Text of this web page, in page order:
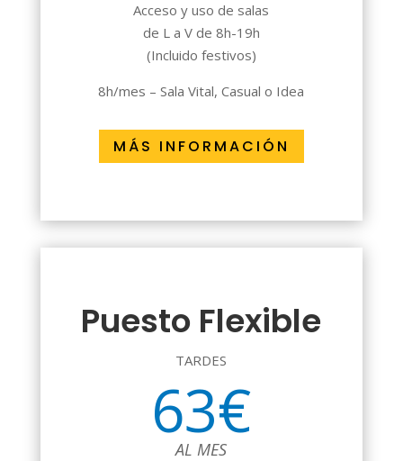
Acceso y uso de salas
de L a V de 8h-19h
(Incluido festivos)
8h/mes – Sala Vital, Casual o Idea
MÁS INFORMACIÓN
Puesto Flexible
TARDES
63€
AL MES